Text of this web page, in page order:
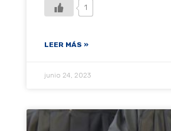
1
LEER MÁS »
junio 24, 2023